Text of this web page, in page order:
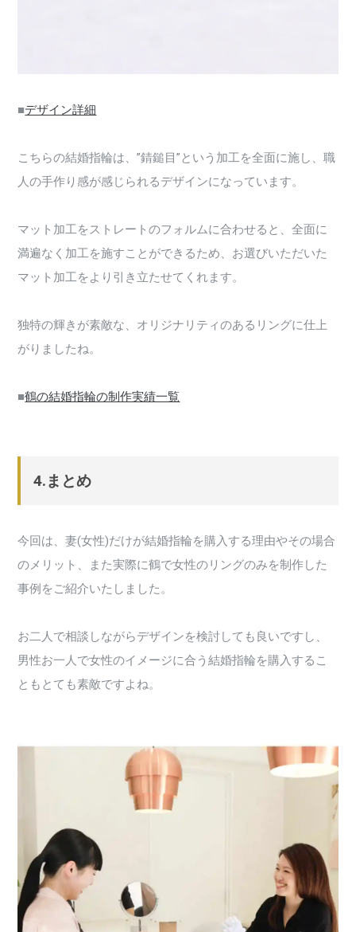
■デザイン詳細
こちらの結婚指輪は、”錆鎚目”という加工を全面に施し、職
人の手作り感が感じられるデザインになっています。
マット加工をストレートのフォルムに合わせると、全面に
満遍なく加工を施すことができるため、お選びいただいた
マット加工をより引き立たせてくれます。
独特の輝きが素敵な、オリジナリティのあるリングに仕上
がりましたね。
■鶴の結婚指輪の制作実績一覧
4.まとめ
今回は、妻(女性)だけが結婚指輪を購入する理由やその場合
のメリット、また実際に鶴で女性のリングのみを制作した
事例をご紹介いたしました。
お二人で相談しながらデザインを検討しても良いですし、
男性お一人で女性のイメージに合う結婚指輪を購入するこ
ともとても素敵ですよね。